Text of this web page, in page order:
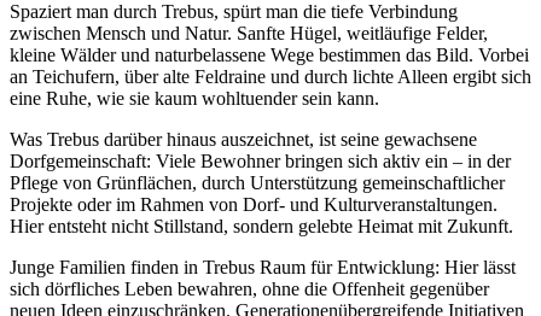
Spaziert man durch Trebus, spürt man die tiefe Verbindung
zwischen Mensch und Natur. Sanfte Hügel, weitläufige Felder,
kleine Wälder und naturbelassene Wege bestimmen das Bild. Vorbei
an Teichufern, über alte Feldraine und durch lichte Alleen ergibt sich
eine Ruhe, wie sie kaum wohltuender sein kann.
Was Trebus darüber hinaus auszeichnet, ist seine gewachsene
Dorfgemeinschaft: Viele Bewohner bringen sich aktiv ein – in der
Pflege von Grünflächen, durch Unterstützung gemeinschaftlicher
Projekte oder im Rahmen von Dorf- und Kulturveranstaltungen.
Hier entsteht nicht Stillstand, sondern gelebte Heimat mit Zukunft.
Junge Familien finden in Trebus Raum für Entwicklung: Hier lässt
sich dörfliches Leben bewahren, ohne die Offenheit gegenüber
neuen Ideen einzuschränken. Generationenübergreifende Initiativen